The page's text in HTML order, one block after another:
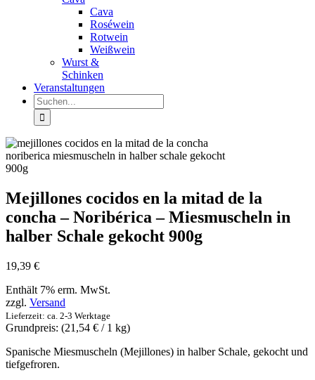
Cava
Roséwein
Rotwein
Weißwein
Wurst &
Schinken
Veranstaltungen
Suche
nach:
Mejillones cocidos en la mitad de la
concha – Noribérica – Miesmuscheln in
halber Schale gekocht 900g
19,39 €
Enthält 7% erm. MwSt.
zzgl. Versand
Lieferzeit: ca. 2-3 Werktage
Grundpreis: (21,54 € / 1 kg)
Spanische Miesmuscheln (Mejillones) in halber Schale, gekocht und
tiefgefroren.